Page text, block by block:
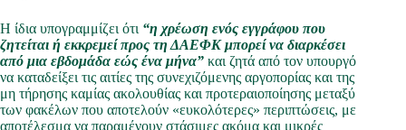
Η ίδια υπογραμμίζει ότι “η χρέωση ενός εγγράφου που
ζητείται ή εκκρεμεί προς τη ΔΑΕΦΚ μπορεί να διαρκέσει
από μια εβδομάδα εώς ένα μήνα” και ζητά από τον υπουργό
να καταδείξει τις αιτίες της συνεχιζόμενης αργοπορίας και της
μη τήρησης καμίας ακολουθίας και προτεραιοποίησης μεταξύ
των φακέλων που αποτελούν «ευκολότερες» περιπτώσεις, με
αποτέλεσμα να παραμένουν στάσιμες ακόμα και μικρές